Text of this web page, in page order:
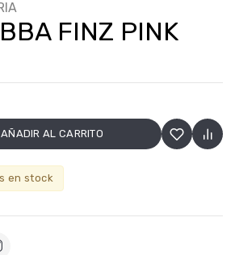
FINZ PINK
AÑADIR AL CARRITO
en stock